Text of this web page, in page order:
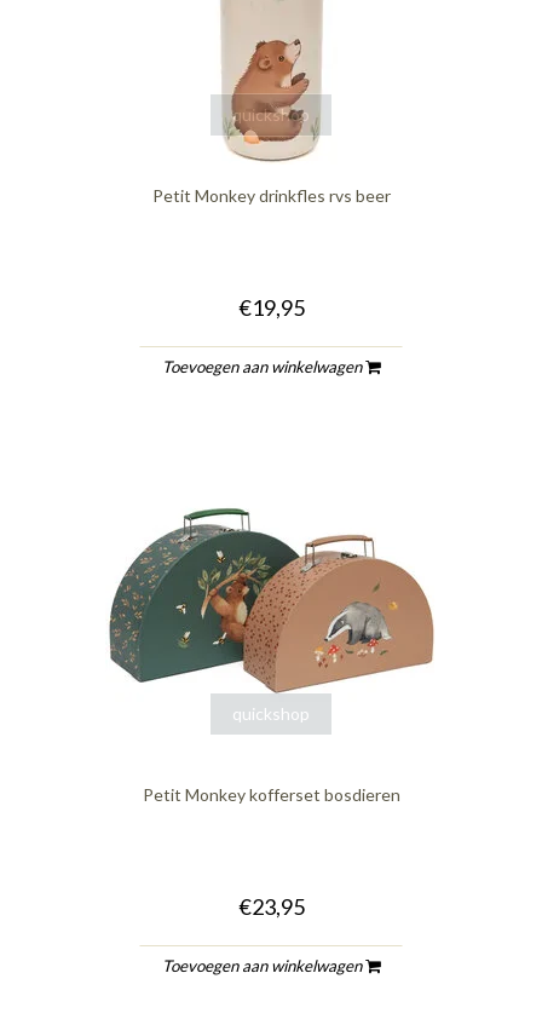
quickshop
Petit Monkey drinkfles rvs beer
€19,95
Toevoegen aan winkelwagen
quickshop
Petit Monkey kofferset bosdieren
€23,95
Toevoegen aan winkelwagen